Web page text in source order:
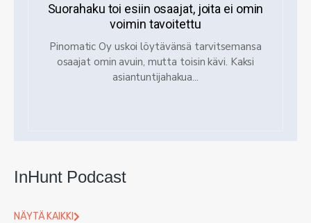
Suorahaku toi esiin osaajat, joita ei omin
voimin tavoitettu
Pinomatic Oy uskoi löytävänsä tarvitsemansa
osaajat omin avuin, mutta toisin kävi. Kaksi
asiantuntijahakua...
InHunt Podcast
NÄYTÄ KAIKKI